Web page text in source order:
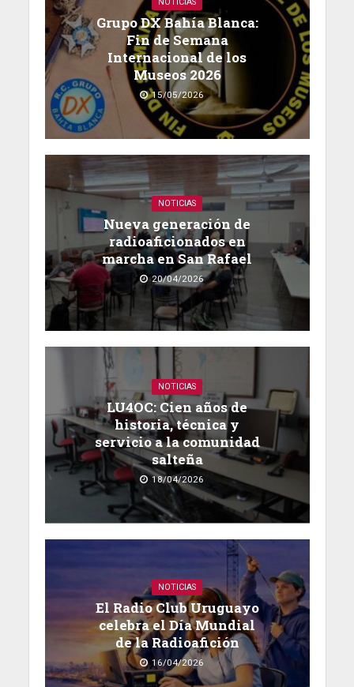
NOTICIAS
Grupo DX Bahía Blanca:
Fin de Semana
Internacional de los
Museos 2026
15/05/2026
NOTICIAS
Nueva generación de
radioaficionados en
marcha en San Rafael
20/04/2026
NOTICIAS
LU4OC: Cien años de
historia, técnica y
servicio a la comunidad
salteña
18/04/2026
NOTICIAS
El Radio Club Uruguayo
celebra el Día Mundial
de la Radioafición
16/04/2026